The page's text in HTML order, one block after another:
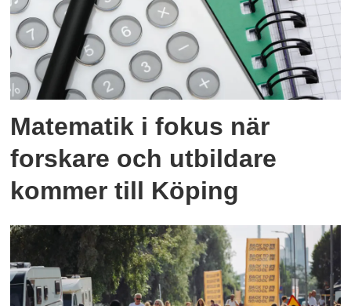
Matematik i fokus när
forskare och utbildare
kommer till Köping